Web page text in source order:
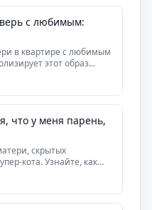
с любимым:
в квартире с любимым
этот образ...
что у меня парень,
скрытых
кота. Узнайте, как